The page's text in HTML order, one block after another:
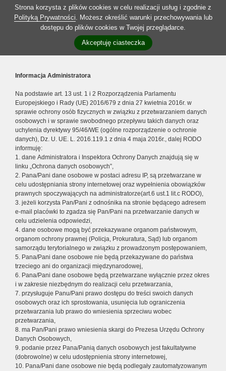
Strona korzysta z plików cookies w celu realizacji usług i zgodnie z
Polityką Prywatności. Możesz określić warunki przechowywania lub
dostępu do plików cookies w Twojej przeglądarce.
Akceptuję ciasteczka
Informacja Administratora
Na podstawie art. 13 ust. 1 i 2 Rozporządzenia Parlamentu
Europejskiego i Rady (UE) 2016/679 z dnia 27 kwietnia 2016r. w
sprawie ochrony osób fizycznych w związku z przetwarzaniem danych
osobowych i w sprawie swobodnego przepływu takich danych oraz
uchylenia dyrektywy 95/46/WE (ogólne rozporządzenie o ochronie
danych), Dz. U. UE. L. 2016.119.1 z dnia 4 maja 2016r., dalej RODO
informuję:
1. dane Administratora i Inspektora Ochrony Danych znajdują się w
linku „Ochrona danych osobowych”,
2. Pana/Pani dane osobowe w postaci adresu IP, są przetwarzane w
celu udostępniania strony internetowej oraz wypełnienia obowiązków
prawnych spoczywających na administratorze(art.6 ust.1 lit.c RODO),
3. jeżeli korzysta Pan/Pani z odnośnika na stronie będącego adresem
e-mail placówki to zgadza się Pan/Pani na przetwarzanie danych w
celu udzielenia odpowiedzi,
4. dane osobowe mogą być przekazywane organom państwowym,
organom ochrony prawnej (Policja, Prokuratura, Sąd) lub organom
samorządu terytorialnego w związku z prowadzonym postępowaniem,
5. Pana/Pani dane osobowe nie będą przekazywane do państwa
trzeciego ani do organizacji międzynarodowej,
6. Pana/Pani dane osobowe będą przetwarzane wyłącznie przez okres
i w zakresie niezbędnym do realizacji celu przetwarzania,
7. przysługuje Panu/Pani prawo dostępu do treści swoich danych
osobowych oraz ich sprostowania, usunięcia lub ograniczenia
przetwarzania lub prawo do wniesienia sprzeciwu wobec
przetwarzania,
8. ma Pan/Pani prawo wniesienia skargi do Prezesa Urzędu Ochrony
Danych Osobowych,
9. podanie przez Pana/Panią danych osobowych jest fakultatywne
(dobrowolne) w celu udostępnienia strony internetowej,
10. Pana/Pani dane osobowe nie będą podlegały zautomatyzowanym